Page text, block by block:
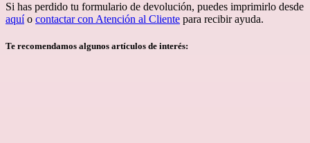
Si has perdido tu formulario de devolución, puedes imprimirlo desde
aquío contactar con Atención al Cliente para recibir ayuda.
Te recomendamos algunos artículos de interés: